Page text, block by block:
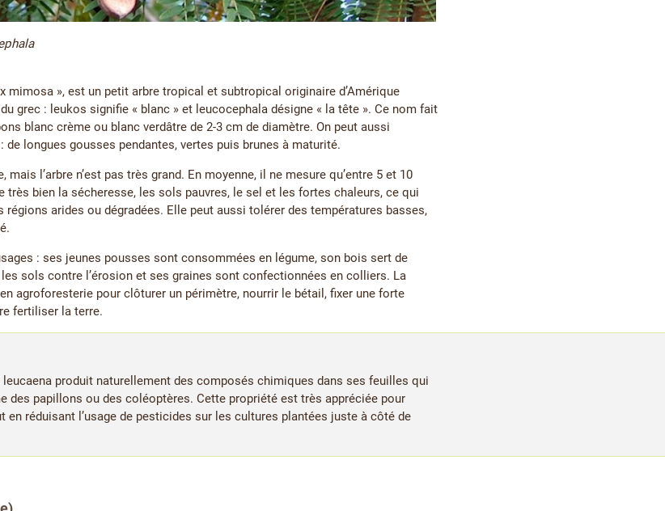
mimosa », est un petit arbre tropical et subtropical originaire d’Amérique
grec : leukos signifie « blanc » et leucocephala désigne « la tête ». Ce nom fait
blanc crème ou blanc verdâtre de 2-3 cm de diamètre. On peut aussi
longues gousses pendantes, vertes puis brunes à maturité.
l’arbre n’est pas très grand. En moyenne, il ne mesure qu’entre 5 et 10
très bien la sécheresse, les sols pauvres, le sel et les fortes chaleurs, ce qui
régions arides ou dégradées. Elle peut aussi tolérer des températures basses,
: ses jeunes pousses sont consommées en légume, son bois sert de
sols contre l’érosion et ses graines sont confectionnées en colliers. La
agroforesterie pour clôturer un périmètre, nourrir le bétail, fixer une forte
fertiliser la terre.
produit naturellement des composés chimiques dans ses feuilles qui
des papillons ou des coléoptères. Cette propriété est très appréciée pour
en réduisant l’usage de pesticides sur les cultures plantées juste à côté de